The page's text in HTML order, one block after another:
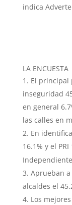
indica
LA ENCUESTA
El principal
inseguridad
en general
las calles en
En
16.1% y el
Aprueban a
alcaldes el
Los